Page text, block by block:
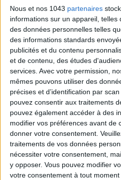
Nous et nos 1043 partenaires
informations sur un appareil, telles
des données personnelles telles
des informations standards
publicités et du contenu
et de contenu, des études
services. Avec votre permission,
mêmes pouvons utiliser des
précises et d’identification par
pouvez consentir aux traitements
pouvez également accéder à des
modifier vos préférences avant de
donner votre consentement.
traitements de vos données
nécessiter votre consentement,
y opposer. Vous pouvez modifier
votre consentement à tout
15 IDEAS FOR ENJOYING